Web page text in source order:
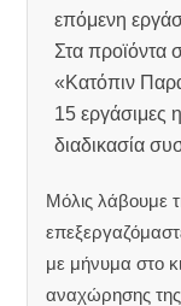
επόμενη
Στα προϊόντα
«Κατόπιν
15 εργάσιμες
διαδικασία
Μόλις λάβουμε
με μήνυμα στο
αναχώρησης